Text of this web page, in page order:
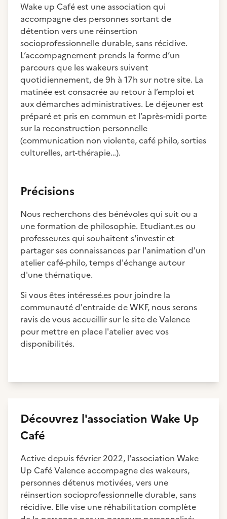
Wake up Café est une association qui
accompagne des personnes sortant de
détention vers une réinsertion
socioprofessionnelle durable, sans récidive.
L’accompagnement prends la forme d’un
parcours que les wakeurs suivent
quotidiennement, de 9h à 17h sur notre site. La
matinée est consacrée au retour à l’emploi et
aux démarches administratives. Le déjeuner est
préparé et pris en commun et l’après-midi porte
sur la reconstruction personnelle
(communication non violente, café philo, sorties
culturelles, art-thérapie…).
Précisions
Nous recherchons des bénévoles qui suit ou a
une formation de philosophie. Etudiant.es ou
professeur.es qui souhaitent s'investir et
partager ses connaissances par l'animation d'un
atelier café-philo, temps d'échange autour
d'une thématique.
Si vous êtes intéressé.es pour joindre la
communauté d'entraide de WKF, nous serons
ravis de vous accueillir sur le site de Valence
pour mettre en place l'atelier avec vos
disponibilités.
Découvrez l'association Wake Up
Café
Active depuis février 2022, l'association Wake
Up Café Valence accompagne des wakeurs,
personnes détenus motivées, vers une
réinsertion socioprofessionnelle durable, sans
récidive. Elle vise une réhabilitation complète